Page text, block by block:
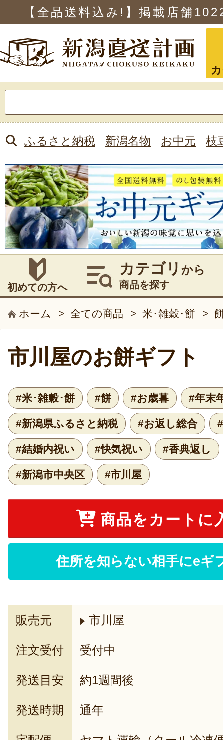
【全品送料込み!】掲載店舗
索:
ふるさと納税 新潟名物 お中元 枝
初めての方へ
カテゴリ から
商品を探す
ホーム > 全ての商品 > 米･雑穀･餅 >
市川屋のお餅ギフト
#米･雑穀･餅 #餅 #お歳暮 #年末
#新潟県ふるさと納税 #お返し総合
#結婚内祝い #快気祝い #香典返し
#新潟市中央区 #市川屋
商品をカートに
住所を知らない相手にeギ
販売元 市川屋
注文受付 受付中
発送目安 約1週間後
発送時期 通年